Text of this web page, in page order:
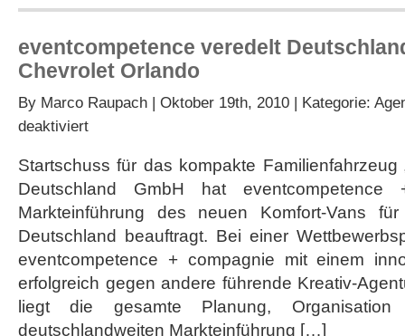
eventcompetence veredelt
Chevrolet Orlando
By Marco Raupach | Oktober 19th, 2010 | Kategorie:
deaktiviertfür
Deutschlandpremiere
des
Orlando
Startschuss für das kompakte Familienfahrzeug
Deutschland GmbH hat
Markteinführung des neuen Komfort-Vans
Deutschland beauftragt. Bei einer
eventcompetence + compagnie mit einem
erfolgreich gegen andere führende Kreativ-
liegt die gesamte Planung,
deutschlandweiten Markteinführung […]